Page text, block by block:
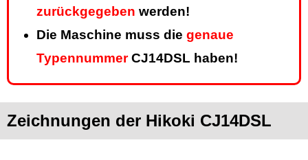
zurückgegeben werden!
Die Maschine muss die genaue
TypennummerCJ14DSL haben!
Zeichnungen der Hikoki CJ14DSL